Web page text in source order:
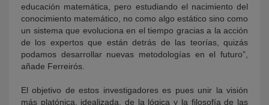
educación matemática, pero estudiando el nacimiento del
conocimiento matemático, no como algo estático sino como
un sistema que evoluciona en el tiempo gracias a la acción
de los expertos que están detrás de las teorías, quizás
podamos desarrollar nuevas metodologías en el futuro”,
añade Ferreirós.
El objetivo de estos investigadores es pues unir la visión
más platónica, idealizada, de la lógica y la filosofía de las